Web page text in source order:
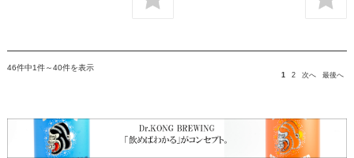
46件中1件～40件を表示
1 2 次へ 最後へ